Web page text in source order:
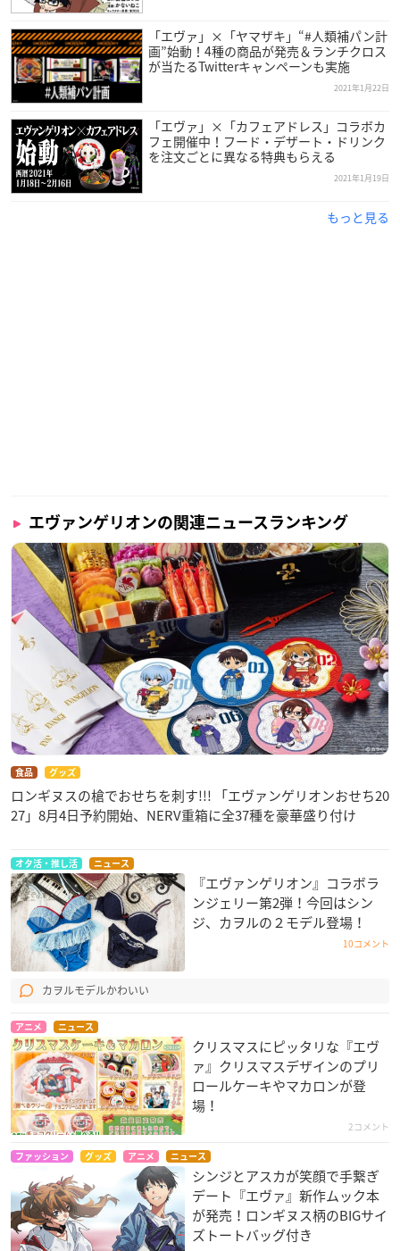
※店舗の事情によりお取扱いが中止になる場合や発売時期が異
なる場合がございます。なくなり次第終了となります。
※画像と実際の商品とは異なる場合がございます。
※掲載されている内容は予告なく変更する場合がございます。
＼発売決定／
シン・エヴァンゲリオン劇場版～第13号機、起
「エヴァ」×「ヤマザキ」“#人類補パン計
画”始動！4種の商品が発売＆ランチクロス
が当たるTwitterキャンペーンも実施
2021年1月22日
「エヴァ」×「カフェアドレス」コラボカ
フェ開催中！フード・デザート・ドリンク
を注文ごとに異なる特典もらえる
2021年1月19日
もっと見る
エヴァンゲリオンの関連ニュースランキング
食品 グッズ
ロンギヌスの槍でおせちを刺す!!! 「エヴァンゲリオンおせち20
27」8月4日予約開始、NERV重箱に全37種を豪華盛り付け
オタ活・推し活 ニュース
『エヴァンゲリオン』コラボラ
ンジェリー第2弾！今回はシン
ジ、カヲルの２モデル登場！
10コメント
カヲルモデルかわいい
アニメ ニュース
クリスマスにピッタリな『エヴ
ァ』クリスマスデザインのプリ
ロールケーキやマカロンが登
場！
2コメント
ファッション グッズ アニメ ニュース
シンジとアスカが笑顔で手繋ぎ
デート『エヴァ』新作ムック本
が発売！ロンギヌス柄のBIGサイ
ズトートバッグ付き